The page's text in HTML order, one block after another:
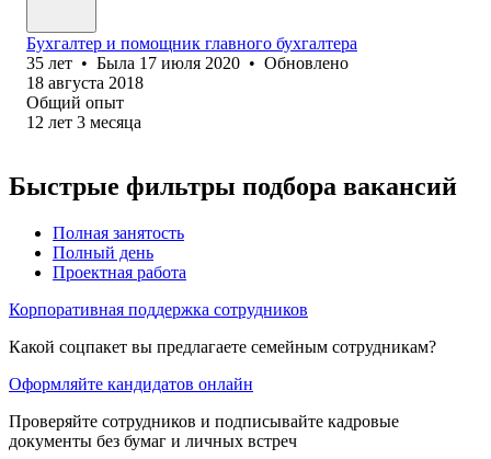
Бухгалтер и помощник главного бухгалтера
35 лет • Была 17 июля 2020 • Обновлено
18 августа 2018
Общий опыт
12 лет 3 месяца
Быстрые фильтры подбора вакансий
Полная занятость
Полный день
Проектная работа
Корпоративная поддержка сотрудников
Какой соцпакет вы предлагаете семейным сотрудникам?
Оформляйте кандидатов онлайн
Проверяйте сотрудников и подписывайте кадровые
документы без бумаг и личных встреч